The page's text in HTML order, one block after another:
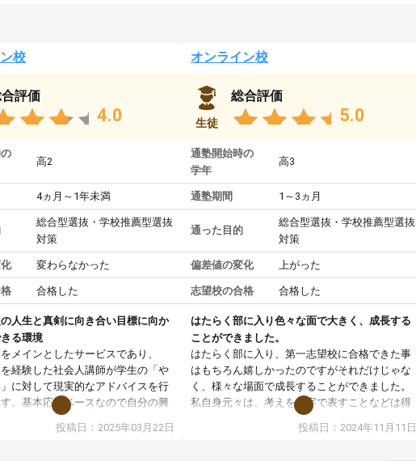
校
評価
4.0
高2
4ヵ月～1年未満
総合型選抜・学校推薦型選抜
対策
変わらなかった
合格した
人生と真剣に向き合い目標に向か
る環境
メインとしたサービスであり、
経験した社会人講師が学生の「や
に対して現実的なアドバイスを行
。基本応援ベースなので自分の興
いて学生知識では思いつかない部分
事が出来ます。
投稿日：2025年03月22日
オンライン校
生徒
総合評価
5.0
通塾開始時の
学年
高3
通塾期間 1～3ヵ月
通った目的
総合型選抜・学校推薦型選抜
対策
偏差値の変化 上がった
志望校の合格 合格した
はたらく部に入り色々な面で大きく、成長する
ことができました。
はたらく部に入り、第一志望校に合格できた事
はもちろん嬉しかったのですがそれだけじゃな
く、様々な場面で成長することができました。
私自身元々は、考えを文字で表すことなどは得
意だったのですが、人前で話すことやコミュニ
ケーションをとることが苦手でした。
投稿日：2024年11月11日